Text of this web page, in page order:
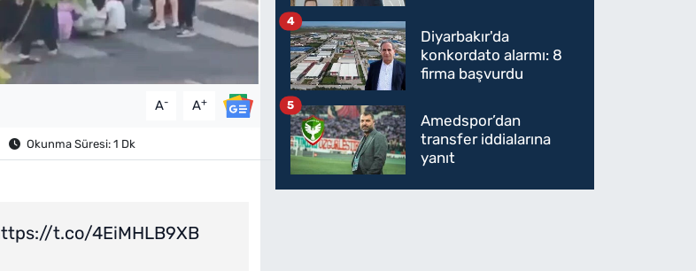
A- A+
Okunma Süresi: 1 Dk
t.co/4EiMHLB9XB
Parti'ye mi geçecek?
Diyarbakır'da
konkordato alarmı: 8
firma başvurdu
4
Amedspor’dan
transfer iddialarına
yanıt
5